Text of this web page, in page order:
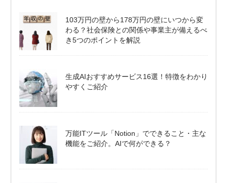
103万円の壁から178万円の壁にいつから変
わる？社会保険との関係や事業主が備えるべ
き5つのポイントを解説
生成AIおすすめサービス16選！特徴をわかり
やすくご紹介
万能ITツール「Notion」でできること・主な
機能をご紹介。AIで何ができる？